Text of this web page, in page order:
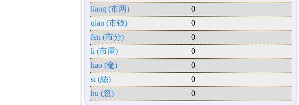
liang (市两)
0
qian (市钱)
0
fen (市分)
0
li (市厘)
0
hao (毫)
0
si (絲)
0
hu (忽)
0